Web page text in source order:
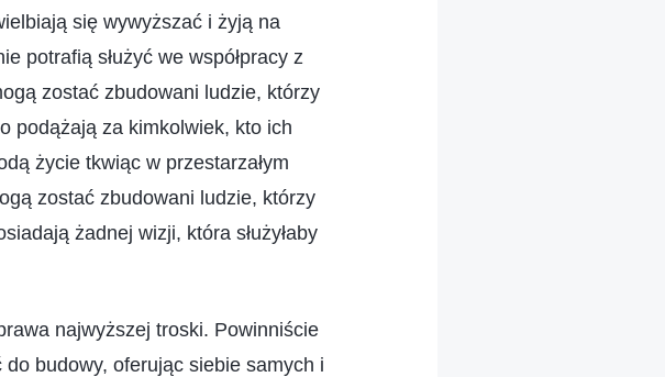
się wywyższać i żyją na
potrafią służyć we współpracy z
zostać zbudowani ludzie, którzy
podążają za kimkolwiek, kto ich
życie tkwiąc w przestarzałym
zostać zbudowani ludzie, którzy
żadnej wizji, która służyłaby
najwyższej troski. Powinniście
budowy, oferując siebie samych i